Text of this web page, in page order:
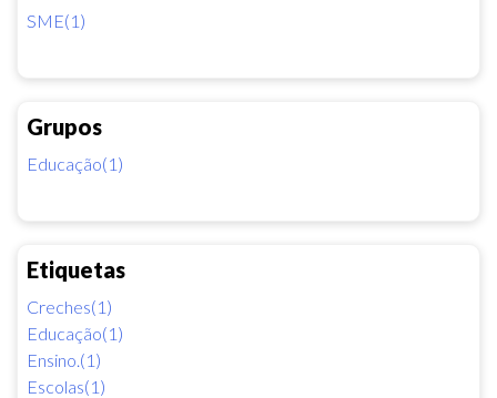
SME(1)
Grupos
Educação(1)
Etiquetas
Creches(1)
Educação(1)
Ensino.(1)
Escolas(1)